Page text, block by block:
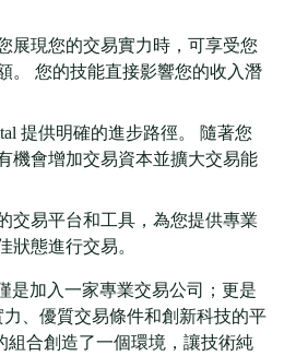
展現您的交易實力時，可享受您
。 您的技能直接影響您的收入潛
提供明確的進步路徑。 隨著您
機會增加交易資本並擴大交易能
交易平台和工具，為您提供專業
狀態進行交易。
是加入一家專業交易公司；更是
、優質交易條件和創新科技的平
組合創造了一個環境，讓技術純